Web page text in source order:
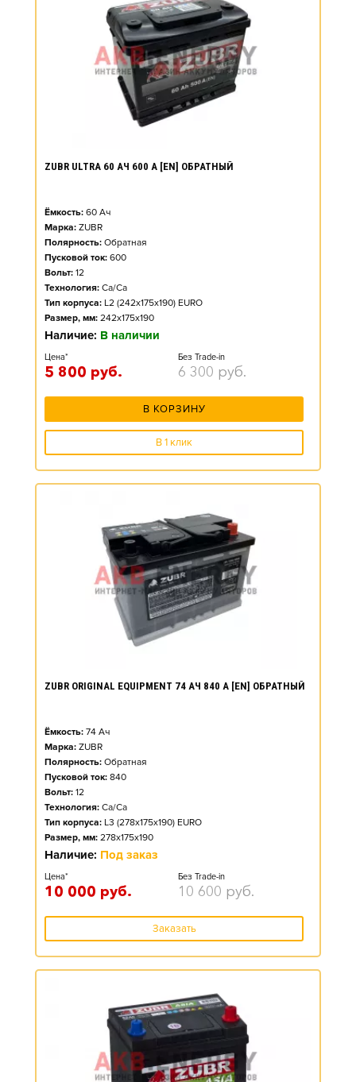
ZUBR ULTRA 60 АЧ 600 А [EN] ОБРАТНЫЙ
Ёмкость: 60 Ач
Марка: ZUBR
Полярность: Обратная
Пусковой ток: 600
Вольт: 12
Технология: Ca/Ca
Тип корпуса: L2 (242x175x190) EURO
Размер, мм: 242x175x190
Наличие: В наличии
Цена*
5 800 руб.
Без Trade-in
6 300 руб.
В КОРЗИНУ
В 1 клик
ZUBR ORIGINAL EQUIPMENT 74 АЧ 840 А [EN] ОБРАТНЫЙ
Ёмкость: 74 Ач
Марка: ZUBR
Полярность: Обратная
Пусковой ток: 840
Вольт: 12
Технология: Ca/Ca
Тип корпуса: L3 (278x175x190) EURO
Размер, мм: 278x175x190
Наличие: Под заказ
Цена*
10 000 руб.
Без Trade-in
10 600 руб.
Заказать